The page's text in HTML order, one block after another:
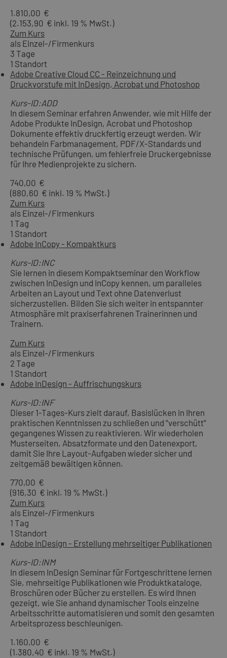
1.810,00 €
(2.153,90 € inkl. 19 % MwSt.)
Zum Kurs
als Einzel-/Firmenkurs
3 Tage
1 Standort
Adobe Creative Cloud CC - Reinzeichnung und
Druckvorstufe mit InDesign, Acrobat und Photoshop
Kurs-ID:ADD
In diesem Seminar erfahren Anwender, wie mit Hilfe der
Adobe Produkte InDesign, Acrobat und Photoshop
Dokumente effektiv druckfertig erzeugt werden. Wir
behandeln Farbmanagement, PDF/X-Standards und
technische Prüfungen, um fehlerfreie Druckergebnisse
für Ihre Medienprojekte zu sichern.
740,00 €
(880,60 € inkl. 19 % MwSt.)
Zum Kurs
als Einzel-/Firmenkurs
1 Tag
1 Standort
Adobe InCopy - Kompaktkurs
Kurs-ID:INC
Sie lernen in diesem Kompaktseminar den Workflow
zwischen InDesign und InCopy kennen, um paralleles
Arbeiten an Layout und Text ohne Datenverlust
sicherzustellen. Bilden Sie sich weiter in entspannter
Atmosphäre mit praxiserfahrenen Trainerinnen und
Trainern.
Zum Kurs
als Einzel-/Firmenkurs
2 Tage
1 Standort
Adobe InDesign - Auffrischungskurs
Kurs-ID:INF
Dieser 1-Tages-Kurs zielt darauf, Basislücken in Ihren
praktischen Kenntnissen zu schließen und "verschütt"
gegangenes Wissen zu reaktivieren. Wir wiederholen
Musterseiten, Absatzformate und den Datenexport,
damit Sie Ihre Layout-Aufgaben wieder sicher und
zeitgemäß bewältigen können.
770,00 €
(916,30 € inkl. 19 % MwSt.)
Zum Kurs
als Einzel-/Firmenkurs
1 Tag
1 Standort
Adobe InDesign - Erstellung mehrseitiger Publikationen
Kurs-ID:INM
In diesem InDesign Seminar für Fortgeschrittene lernen
Sie, mehrseitige Publikationen wie Produktkataloge,
Broschüren oder Bücher zu erstellen. Es wird Ihnen
gezeigt, wie Sie anhand dynamischer Tools einzelne
Arbeitsschritte automatisieren und somit den gesamten
Arbeitsprozess beschleunigen.
1.160,00 €
(1.380,40 € inkl. 19 % MwSt.)